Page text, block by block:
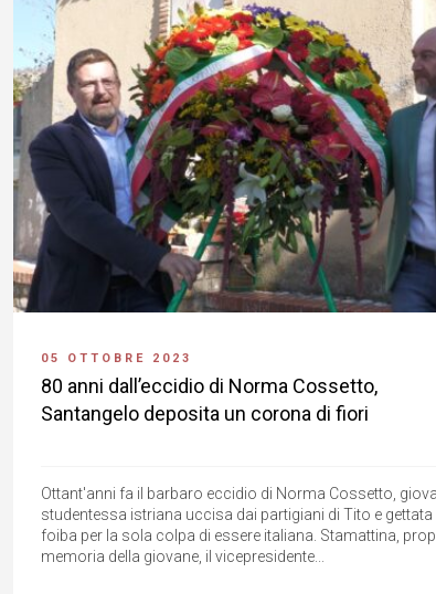
05 OTTOBRE 2023
80 anni dall’eccidio di Norma Cossetto,
Santangelo deposita un corona di fiori
Ottant'anni fa il barbaro eccidio di Norma Cossetto,
studentessa istriana uccisa dai partigiani di Tito e gettata
foiba per la sola colpa di essere italiana. Stamattina,
memoria della giovane, il vicepresidente...